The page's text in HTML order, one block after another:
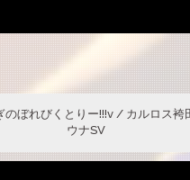
のぼれびくとりー!!!v / カルロス袴
ウナSV